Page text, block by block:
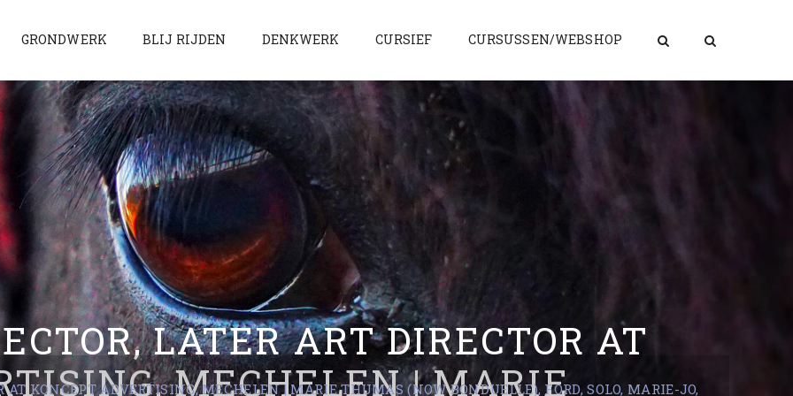
GRONDWERK BLIJ RIJDEN DENKWERK CURSIEF CURSUSSEN/WEBSHOP
LATER ART DIRECTOR AT
MECHELEN | MARIE
AT KONCEPT ADVERTISING, MECHELEN | MARIE THUMAS (NOW BONDUELLE), FORD, SOLO, MARIE-JO,